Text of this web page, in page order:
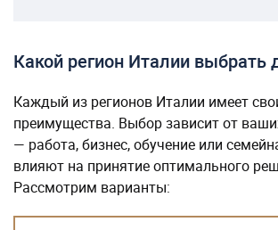
Какой регион Италии выбрать
Каждый из регионов Италии имеет
преимущества. Выбор зависит от
— работа, бизнес, обучение или
влияют на принятие оптимального
Рассмотрим варианты: